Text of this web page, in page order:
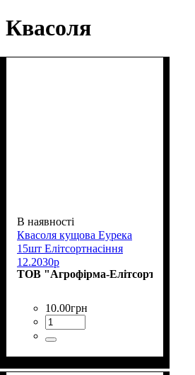
Квасоля
В наявності
Квасоля кущова Еурека
15шт Елітсортнасіння
12.2030р
ТОВ "Агрофірма-Елітсортнасіння"
10.00грн